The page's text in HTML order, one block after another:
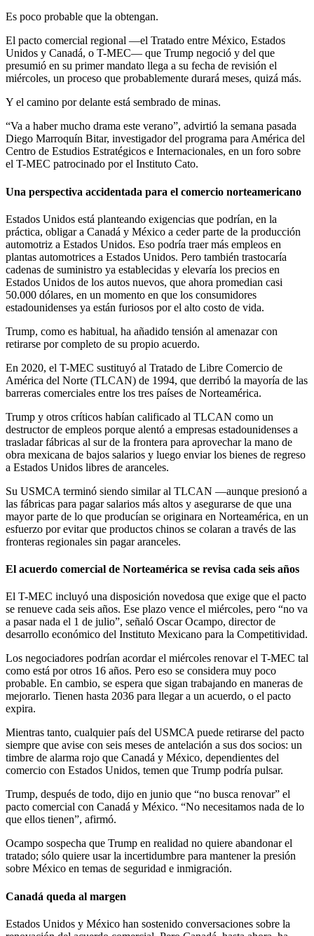
Es poco probable que la obtengan.
El pacto comercial regional —el Tratado entre México, Estados
Unidos y Canadá, o T-MEC— que Trump negoció y del que
presumió en su primer mandato llega a su fecha de revisión el
miércoles, un proceso que probablemente durará meses, quizá más.
Y el camino por delante está sembrado de minas.
“Va a haber mucho drama este verano”, advirtió la semana pasada
Diego Marroquín Bitar, investigador del programa para América del
Centro de Estudios Estratégicos e Internacionales, en un foro sobre
el T-MEC patrocinado por el Instituto Cato.
Una perspectiva accidentada para el comercio norteamericano
Estados Unidos está planteando exigencias que podrían, en la
práctica, obligar a Canadá y México a ceder parte de la producción
automotriz a Estados Unidos. Eso podría traer más empleos en
plantas automotrices a Estados Unidos. Pero también trastocaría
cadenas de suministro ya establecidas y elevaría los precios en
Estados Unidos de los autos nuevos, que ahora promedian casi
50.000 dólares, en un momento en que los consumidores
estadounidenses ya están furiosos por el alto costo de vida.
Trump, como es habitual, ha añadido tensión al amenazar con
retirarse por completo de su propio acuerdo.
En 2020, el T-MEC sustituyó al Tratado de Libre Comercio de
América del Norte (TLCAN) de 1994, que derribó la mayoría de las
barreras comerciales entre los tres países de Norteamérica.
Trump y otros críticos habían calificado al TLCAN como un
destructor de empleos porque alentó a empresas estadounidenses a
trasladar fábricas al sur de la frontera para aprovechar la mano de
obra mexicana de bajos salarios y luego enviar los bienes de regreso
a Estados Unidos libres de aranceles.
Su USMCA terminó siendo similar al TLCAN —aunque presionó a
las fábricas para pagar salarios más altos y asegurarse de que una
mayor parte de lo que producían se originara en Norteamérica, en un
esfuerzo por evitar que productos chinos se colaran a través de las
fronteras regionales sin pagar aranceles.
El acuerdo comercial de Norteamérica se revisa cada seis años
El T-MEC incluyó una disposición novedosa que exige que el pacto
se renueve cada seis años. Ese plazo vence el miércoles, pero “no va
a pasar nada el 1 de julio”, señaló Oscar Ocampo, director de
desarrollo económico del Instituto Mexicano para la Competitividad.
Los negociadores podrían acordar el miércoles renovar el T-MEC tal
como está por otros 16 años. Pero eso se considera muy poco
probable. En cambio, se espera que sigan trabajando en maneras de
mejorarlo. Tienen hasta 2036 para llegar a un acuerdo, o el pacto
expira.
Mientras tanto, cualquier país del USMCA puede retirarse del pacto
siempre que avise con seis meses de antelación a sus dos socios: un
timbre de alarma rojo que Canadá y México, dependientes del
comercio con Estados Unidos, temen que Trump podría pulsar.
Trump, después de todo, dijo en junio que “no busca renovar” el
pacto comercial con Canadá y México. “No necesitamos nada de lo
que ellos tienen”, afirmó.
Ocampo sospecha que Trump en realidad no quiere abandonar el
tratado; sólo quiere usar la incertidumbre para mantener la presión
sobre México en temas de seguridad e inmigración.
Canadá queda al margen
Estados Unidos y México han sostenido conversaciones sobre la